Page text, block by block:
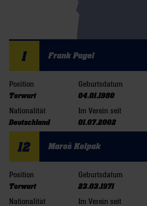
1 Frank Pagel
Position
Torwart
Geburtsdatum
04.01.1980
Nationalität
Deutschland
Im Verein seit
01.07.2002
12 Maroš Kolpak
Position
Torwart
Geburtsdatum
23.03.1971
Nationalität
Im Verein seit